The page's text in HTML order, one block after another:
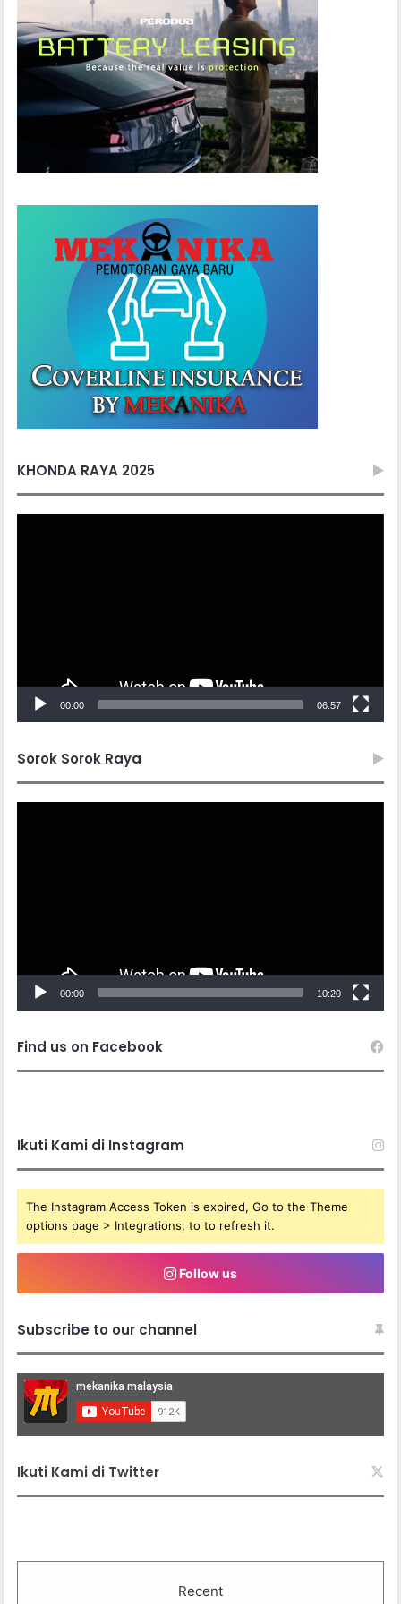
KHONDA RAYA 2025
00:00 06:57
Sorok Sorok Raya
00:00 10:20
Find us on Facebook
Ikuti Kami di Instagram
The Instagram Access Token is expired, Go to the Theme
options page > Integrations, to to refresh it.
Follow us
Subscribe to our channel
Ikuti Kami di Twitter
Recent